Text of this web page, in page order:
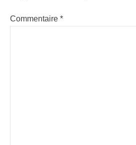
Commentaire *